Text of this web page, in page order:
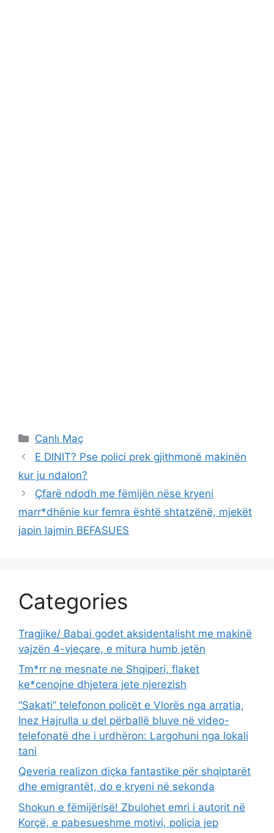
Categories
Canlı Maç
E DINIT? Pse polici prek gjithmonë makinën
kur ju ndalon?
Çfarë ndodh me fëmijën nëse kryeni
marr*dhënie kur femra është shtatzënë, mjekët
japin lajmin BEFASUES
Categories
Tragjike/ Babai godet aksidentalisht me makinë
vajzën 4-vjeçare, e mitura humb jetën
Tm*rr ne mesnate ne Shqiperi, flaket
ke*cenojne dhjetera jete njerezish
“Sakati” telefonon policët e Vlorës nga arratia,
Inez Hajrulla u del përballë bluve në video-
telefonatë dhe i urdhëron: Largohuni nga lokali
tani
Qeveria realizon diçka fantastike për shqiptarët
dhe emigrantët, do e kryeni në sekonda
Shokun e fëmijërisë! Zbulohet emri i autorit në
Korçë, e pabesueshme motivi, policia jep